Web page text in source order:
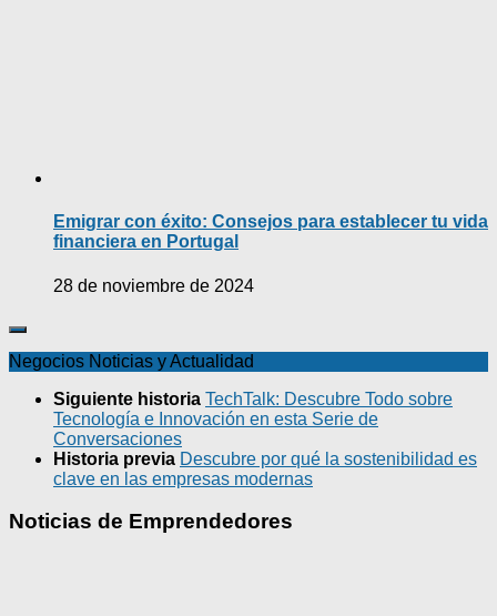
Emigrar con éxito: Consejos para establecer tu vida
financiera en Portugal
28 de noviembre de 2024
Negocios Noticias y Actualidad
Siguiente historia TechTalk: Descubre Todo sobre
Tecnología e Innovación en esta Serie de
Conversaciones
Historia previa Descubre por qué la sostenibilidad es
clave en las empresas modernas
Noticias de Emprendedores